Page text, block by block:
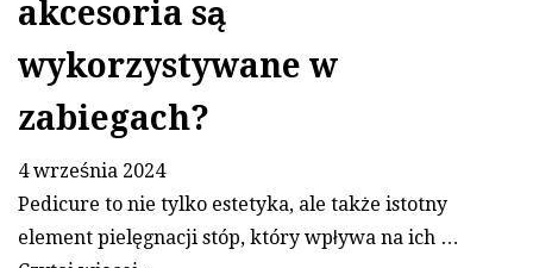
akcesoria są
wykorzystywane w
zabiegach?
Pedicure to nie tylko estetyka, ale także istotny
element pielęgnacji stóp, który wpływa na ich …